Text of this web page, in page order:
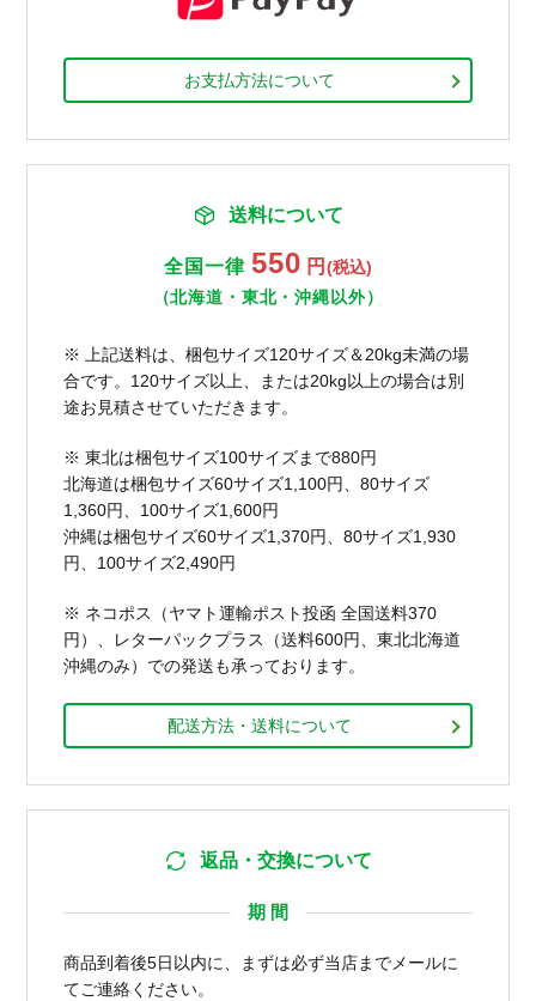
お支払方法について
送料について
全国一律 550 円 (税込)
（北海道・東北・沖縄以外）
※ 上記送料は、梱包サイズ120サイズ＆20kg未満の場
合です。120サイズ以上、または20kg以上の場合は別
途お見積させていただきます。
※ 東北は梱包サイズ100サイズまで880円
北海道は梱包サイズ60サイズ1,100円、80サイズ
1,360円、100サイズ1,600円
沖縄は梱包サイズ60サイズ1,370円、80サイズ1,930
円、100サイズ2,490円
※ ネコポス（ヤマト運輸ポスト投函 全国送料370
円）、レターパックプラス（送料600円、東北北海道
沖縄のみ）での発送も承っております。
配送方法・送料について
返品・交換について
期 間
商品到着後5日以内に、まずは必ず当店までメールに
てご連絡ください。